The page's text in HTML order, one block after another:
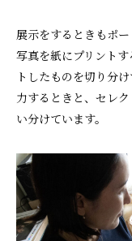
展示をするときもポ
写真を紙にプリント
トしたものを切り分
力するときと、セレ
い分けています。